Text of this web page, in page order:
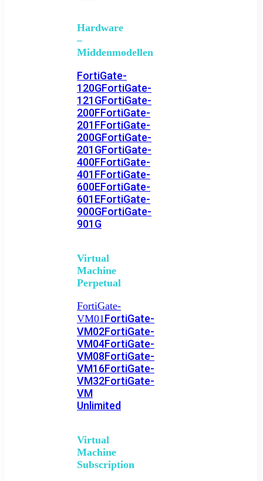
Hardware
–
Middenmodellen
FortiGate-
120GFortiGate-
121GFortiGate-
200FFortiGate-
201FFortiGate-
200GFortiGate-
201GFortiGate-
400FFortiGate-
401FFortiGate-
600EFortiGate-
601EFortiGate-
900GFortiGate-
901G
Virtual
Machine
Perpetual
FortiGate-
VM01FortiGate-
VM02FortiGate-
VM04FortiGate-
VM08FortiGate-
VM16FortiGate-
VM32FortiGate-
VM
Unlimited
Virtual
Machine
Subscription